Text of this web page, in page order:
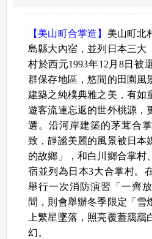
【美山町合掌造】 美山町北
島縣大內宿，並列日本三大
村於西元1993年12月8日被
群保存地區，悠閒的田園風
建築之純樸典雅之美，有如
遊客流連忘返的世外桃源，
選。沿河岸建築的茅茸合
致，靜謐美麗的風景被日本
的故鄉」，和白川鄉合掌村
宿並列為日本3大合掌村。
舉行一次消防演習「一齊
間，則會舉辦冬季限定「雪
上繁星墜落，照亮覆蓋靄靄
幻。